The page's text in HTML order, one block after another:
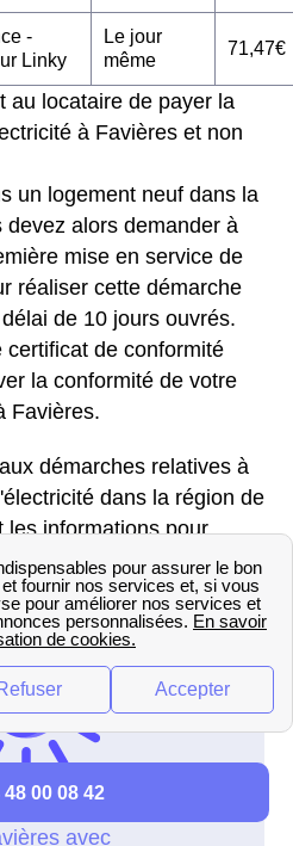
-
Linky
Le jour
même
71,47€
au locataire de payer la
à Favières et non
un logement neuf dans la
devez alors demander à
mise en service de
réaliser cette démarche
de 10 jours ouvrés.
de conformité
la conformité de votre
Favières.
démarches relatives à
dans la région de
les informations pour .
48 00 08 42